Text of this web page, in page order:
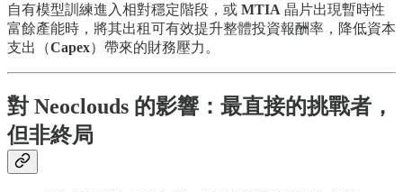
自有模型訓練進入相對穩定階段，或 MTIA 晶片出現暫時性
富餘產能時，將其出租可有效提升整體投資報酬率，降低資本
支出（Capex）帶來的財務壓力。
對 Neoclouds 的影響：最直接的挑戰者，
但非終局